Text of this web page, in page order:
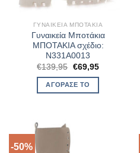
ΓΥΝΑΙΚΕΊΑ ΜΠΟΤΆΚΙΑ
Γυναικεία Μποτάκια
ΜΠΟΤΑΚΙΑ σχέδιο:
N331A0013
€139,95 Original
price
was:
€139,95.
€69,95Η
ΑΓΌΡΑΣΈ ΤΟ
-50%